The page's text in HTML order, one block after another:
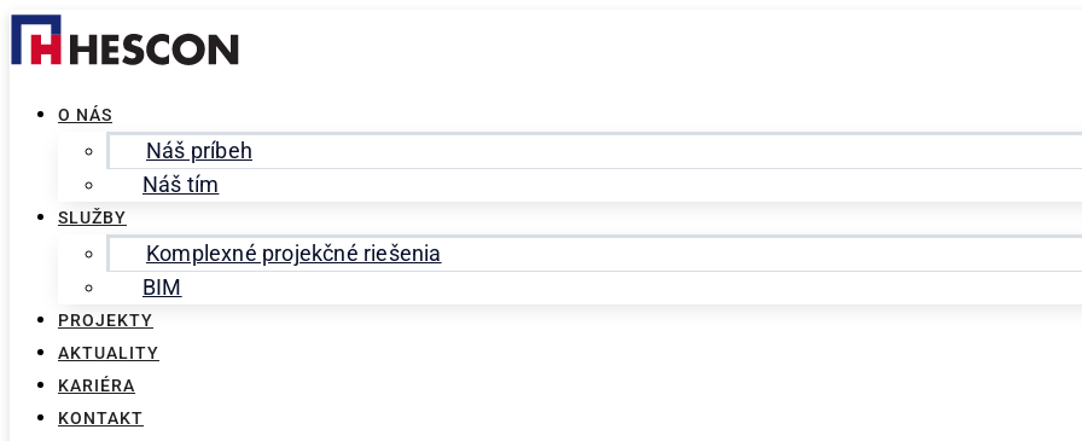
Preskočiť
O NÁS
Náš príbeh
Náš tím
SLUŽBY
Komplexné projekčné riešenia
BIM
PROJEKTY
AKTUALITY
KARIÉRA
KONTAKT
for: